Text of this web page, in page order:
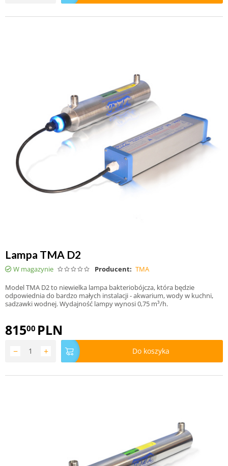
Lampa TMA D2
W magazynie Producent: TMA
Model TMA D2 to niewielka lampa bakteriobójcza, która będzie
odpowiednia do bardzo małych instalacji - akwarium, wody w kuchni,
sadzawki wodnej. Wydajność lampy wynosi 0,75 m³/h.
81500 PLN
+
− Do koszyka